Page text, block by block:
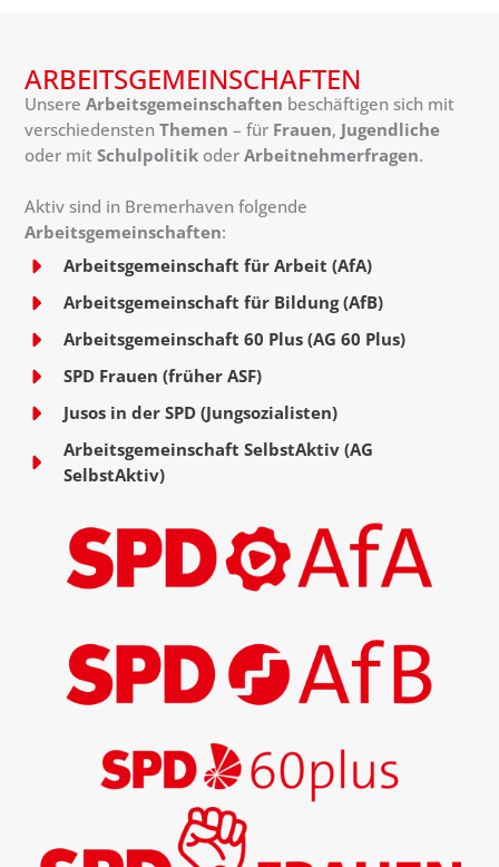
ARBEITSGEMEINSCHAFTEN
UnsereArbeitsgemeinschaften beschäftigen sich mit
verschiedensten Themen – für Frauen, Jugendliche
oder mitSchulpolitik oderArbeitnehmerfragen.
Aktiv sind in Bremerhaven folgende
Arbeitsgemeinschaften:
Arbeitsgemeinschaft für Arbeit (AfA)
Arbeitsgemeinschaft für Bildung (AfB)
Arbeitsgemeinschaft 60 Plus (AG 60 Plus)
SPD Frauen (früher ASF)
Jusos in der SPD (Jungsozialisten)
Arbeitsgemeinschaft SelbstAktiv (AG
SelbstAktiv)